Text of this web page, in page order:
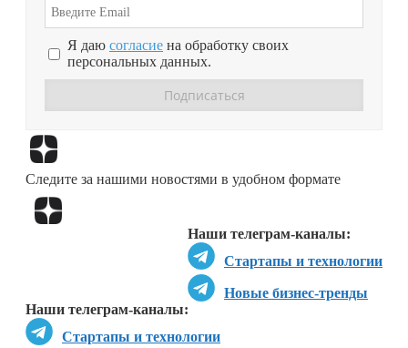
Я даю согласие на обработку своих
персональных данных.
Следите за нашими новостями в удобном формате
Наши телеграм-каналы:
Стартапы и технологии
Новые бизнес-тренды
Наши телеграм-каналы:
Стартапы и технологии